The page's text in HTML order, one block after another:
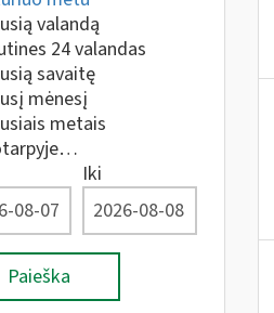
valandą
24 valandas
savaitę
mėnesį
metais
Iki
Paieška